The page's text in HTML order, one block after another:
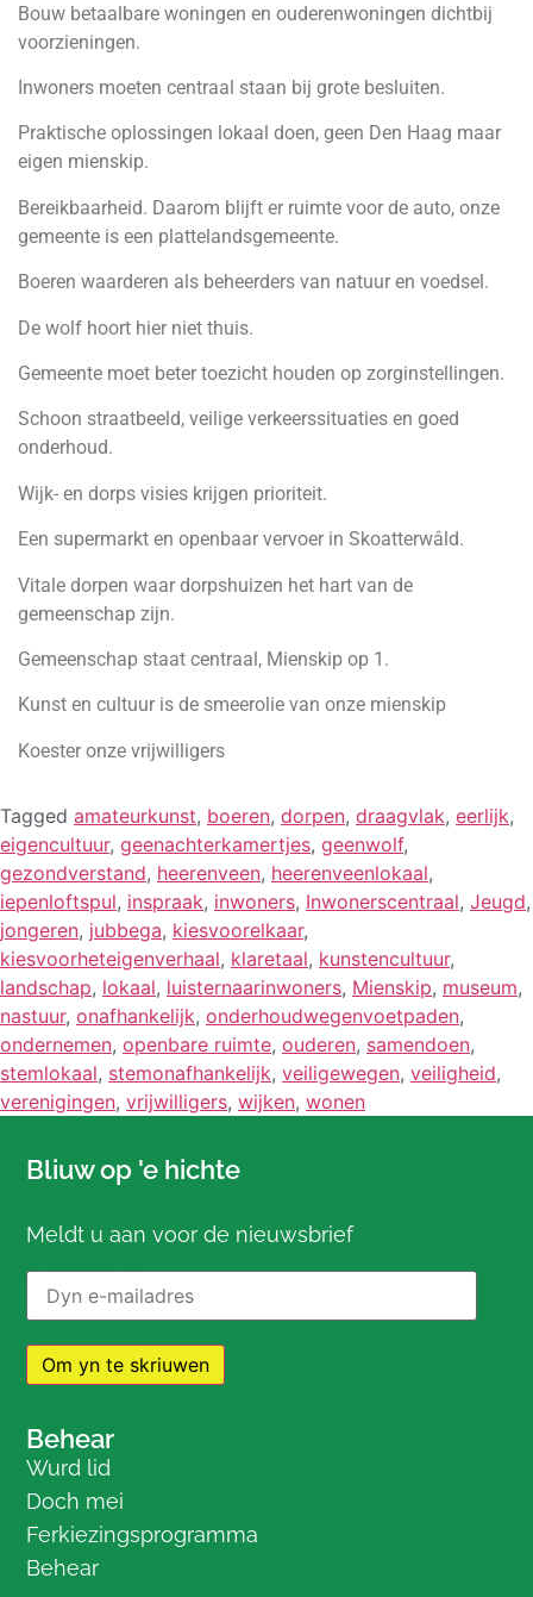
Bouw betaalbare woningen en ouderenwoningen dichtbij
voorzieningen.
Inwoners moeten centraal staan bij grote besluiten.
Praktische oplossingen lokaal doen, geen Den Haag maar
eigen mienskip.
Bereikbaarheid. Daarom blijft er ruimte voor de auto, onze
gemeente is een plattelandsgemeente.
Boeren waarderen als beheerders van natuur en voedsel.
De wolf hoort hier niet thuis.
Gemeente moet beter toezicht houden op zorginstellingen.
Schoon straatbeeld, veilige verkeerssituaties en goed
onderhoud.
Wijk- en dorps visies krijgen prioriteit.
Een supermarkt en openbaar vervoer in Skoatterwâld.
Vitale dorpen waar dorpshuizen het hart van de
gemeenschap zijn.
Gemeenschap staat centraal, Mienskip op 1.
Kunst en cultuur is de smeerolie van onze mienskip
Koester onze vrijwilligers
Tagged amateurkunst, boeren, dorpen, draagvlak, eerlijk,
eigencultuur, geenachterkamertjes, geenwolf,
gezondverstand, heerenveen, heerenveenlokaal,
iepenloftspul, inspraak, inwoners, Inwonerscentraal, Jeugd,
jongeren, jubbega, kiesvoorelkaar,
kiesvoorheteigenverhaal, klaretaal, kunstencultuur,
landschap, lokaal, luisternaarinwoners, Mienskip, museum,
nastuur, onafhankelijk, onderhoudwegenvoetpaden,
ondernemen, openbare ruimte, ouderen, samendoen,
stemlokaal, stemonafhankelijk, veiligewegen, veiligheid,
verenigingen, vrijwilligers, wijken, wonen
Bliuw op 'e hichte
Meldt u aan voor de nieuwsbrief
Behear
Wurd lid
Doch mei
Ferkiezingsprogramma
Behear